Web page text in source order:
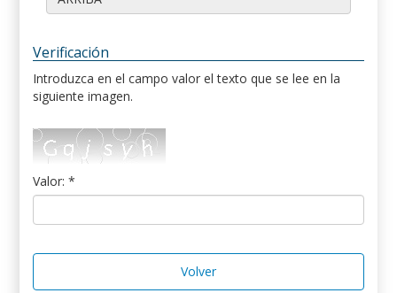
Verificación
Introduzca en el campo valor el texto que se lee en la
siguiente imagen.
Valor: *
Volver